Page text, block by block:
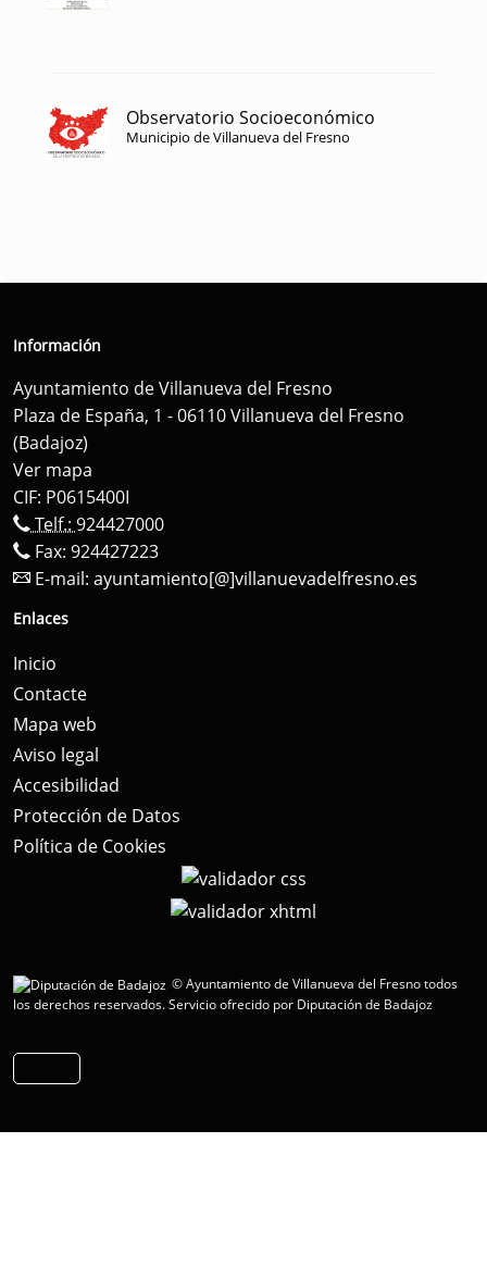
Observatorio Socioeconómico
Municipio de Villanueva del Fresno
Información
Ayuntamiento de Villanueva del Fresno
Plaza de España, 1 - 06110 Villanueva del Fresno
(Badajoz)
Ver mapa
CIF: P0615400I
Telf.: 924427000
Fax: 924427223
E-mail: ayuntamiento[@]villanuevadelfresno.es
Enlaces
Inicio
Contacte
Mapa web
Aviso legal
Accesibilidad
Protección de Datos
Política de Cookies
© Ayuntamiento de Villanueva del Fresno todos
los derechos reservados.Servicio ofrecido por Diputación de Badajoz